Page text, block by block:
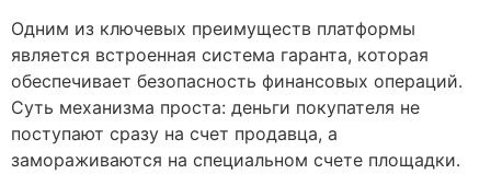
Одним из ключевых преимуществ платформы
является встроенная система гаранта, которая
обеспечивает безопасность финансовых операций.
Суть механизма проста: деньги покупателя не
поступают сразу на счет продавца, а
замораживаются на специальном счете площадки.